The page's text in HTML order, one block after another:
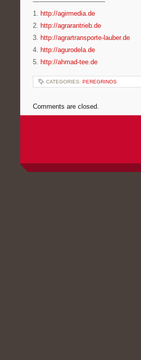
1. http://agirmedia.de
2. http://agrarantrieb.de
3. http://agrartransporte-lauber.de
4. http://agurodela.de
5. http://ahmad-tee.de
CATEGORIES: PEREGRINOS
Comments are closed.